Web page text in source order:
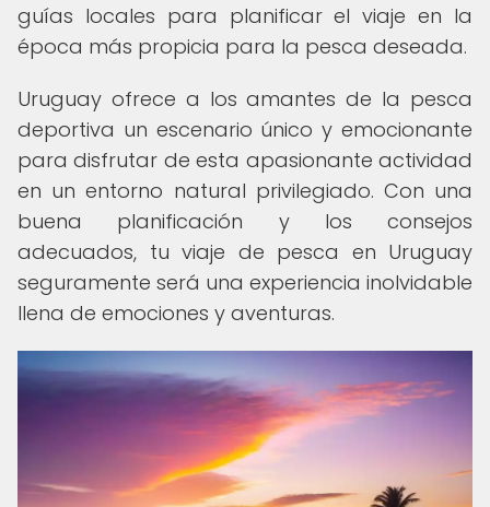
guías locales para planificar el viaje en la
época más propicia para la pesca deseada.
Uruguay ofrece a los amantes de la pesca
deportiva un escenario único y emocionante
para disfrutar de esta apasionante actividad
en un entorno natural privilegiado. Con una
buena planificación y los consejos
adecuados, tu viaje de pesca en Uruguay
seguramente será una experiencia inolvidable
llena de emociones y aventuras.